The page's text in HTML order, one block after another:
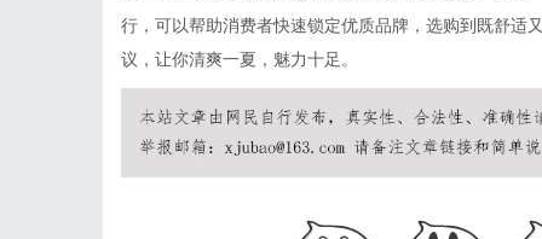
行，可以帮助消费者快速锁定优质品牌，选购到既舒适
议，让你清爽一夏，魅力十足。